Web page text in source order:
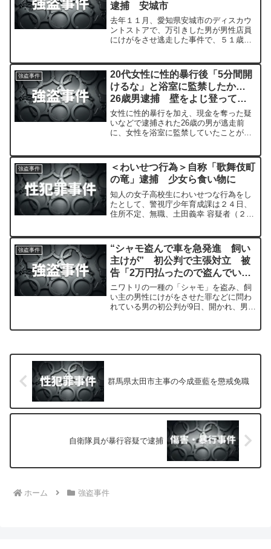
逮捕 安城市
去年１１月、愛知県安城市のディスカウ
ントストアで、万引きした男が男性店員
にけがをさせ逃走した事件で、５１歳の
強盗事件
20代女性に性的暴行後「5分間開
けるな」と浴室に監禁したか…
26歳男逮捕 壁をよじ登って建
物内に侵入
女性に性的暴行を加え、現金を奪った疑
いなどで逮捕された26歳の男が逃走前
に、女性を浴室に監禁していたことが分
強盗事件
＜わいせつ行為＞自称「歌舞伎町
の竜」逮捕 少女ら食い物に
知人の女子高校生にわいせつな行為をし
たとして、警視庁少年育成課は２４日、
住所不定、無職、土田義幸 容疑者（２
強盗事件
“シャモ盗んで車を急発進 飼い
主けが” 初公判で主張対立 被
告「2万円払ったので盗んでいな
い」無罪主張 検察「購入約束し
ていない」 福岡地裁
ニワトリの一種の「シャモ」を盗み、飼
い主の男性にけがをさせた罪などに問わ
れている男の初公判が9日、開かれ、男は
群馬県太田市主事の今成亜藍を懲戒免職
自衛隊員が暴行容疑で逮捕
ホーム 強盗事件